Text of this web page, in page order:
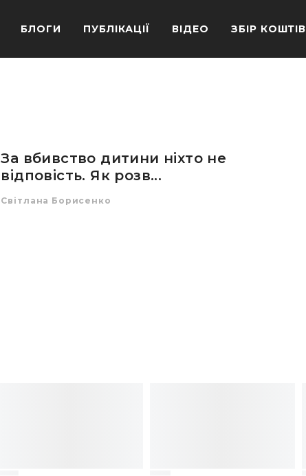
БЛОГИ ПУБЛІКАЦІЇ ВІДЕО ЗБІР КОШТІВ
За вбивство дитини ніхто не
відповість. Як розв...
Світлана Борисенко